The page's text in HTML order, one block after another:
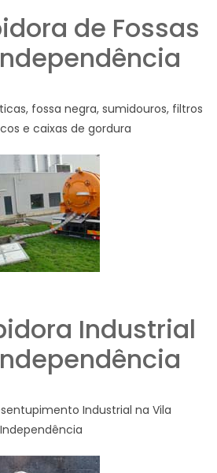
de Fossas
fossa negra, sumidouros, filtros
e caixas de gordura
Industrial
Industrial na Vila
Independência